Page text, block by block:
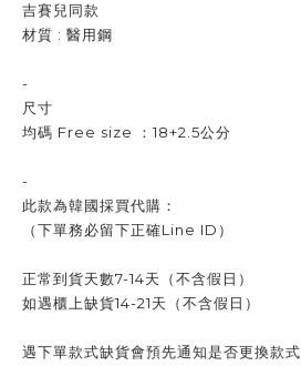
吉賽兒同款
材質 : 醫用鋼
-
尺寸
均碼 Free size ：18+2.5公分
-
此款為韓國採買代購：
（下單務必留下正確Line ID）
正常到貨天數7-14天（不含假日）
如遇櫃上缺貨14-21天（不含假日）
遇下單款式缺貨會預先通知是否更換款式